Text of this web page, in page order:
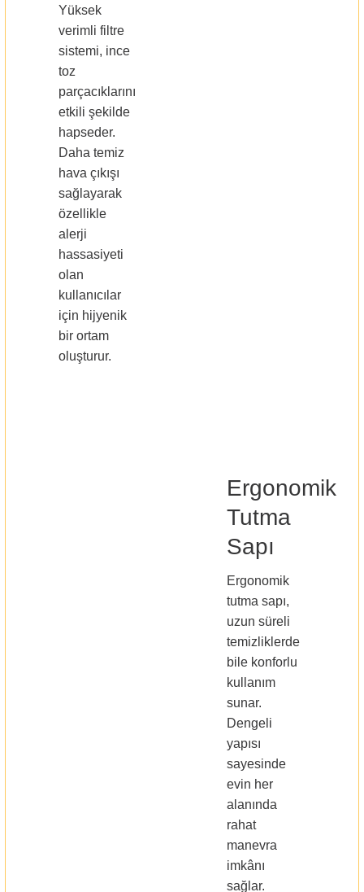
Yüksek
verimli filtre
sistemi, ince
toz
parçacıklarını
etkili şekilde
hapseder.
Daha temiz
hava çıkışı
sağlayarak
özellikle
alerji
hassasiyeti
olan
kullanıcılar
için hijyenik
bir ortam
oluşturur.
Ergonomik
Tutma
Sapı
Ergonomik
tutma sapı,
uzun süreli
temizliklerde
bile konforlu
kullanım
sunar.
Dengeli
yapısı
sayesinde
evin her
alanında
rahat
manevra
imkânı
sağlar.